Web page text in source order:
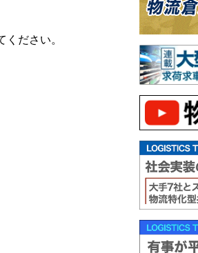
ださい。